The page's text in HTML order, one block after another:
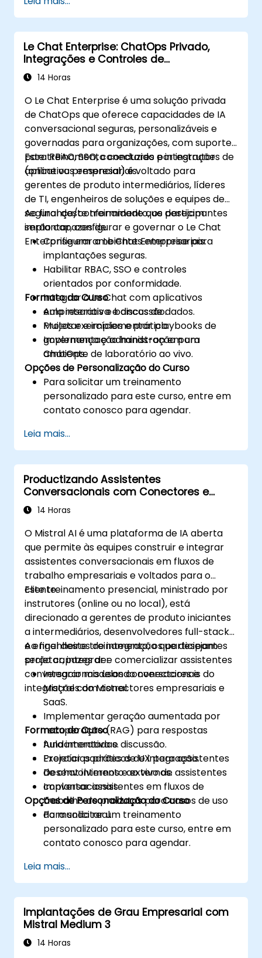
Le Chat Enterprise: ChatOps Privado,
Integrações e Controles de
Administração
14 Horas
O Le Chat Enterprise é uma solução privada
de ChatOps que oferece capacidades de IA
conversacional seguras, personalizáveis e
governadas para organizações, com suporte
para RBAC, SSO, conectores e integrações de
aplicativos empresariais.
Este treinamento conduzido por instrutor
(online ou presencial) é voltado para
gerentes de produto intermediários, líderes
de TI, engenheiros de soluções e equipes de
segurança/conformidade que desejam
implantar, configurar e governar o Le Chat
Enterprise em ambientes empresariais.
Ao final deste treinamento, os participantes
serão capazes de:
Configurar o Le Chat Enterprise para
implantações seguras.
Habilitar RBAC, SSO e controles
orientados por conformidade.
Integrar o Le Chat com aplicativos
empresariais e bancos de dados.
Projetar e implementar playbooks de
governança e administração para
ChatOps.
Formato do Curso
Aula interativa e discussão.
Muitos exercícios e prática.
Implementação hands-on em um
ambiente de laboratório ao vivo.
Opções de Personalização do Curso
Para solicitar um treinamento
personalizado para este curso, entre em
contato conosco para agendar.
Leia mais...
Productizando Assistentes
Conversacionais com Conectores e
Integrações Mistral
14 Horas
O Mistral AI é uma plataforma de IA aberta
que permite às equipes construir e integrar
assistentes conversacionais em fluxos de
trabalho empresariais e voltados para o
cliente.
Este treinamento presencial, ministrado por
instrutores (online ou no local), está
direcionado a gerentes de produto iniciantes
a intermediários, desenvolvedores full-stack
e engenheiros de integração que desejam
projetar, integrar e comercializar assistentes
conversacionais usando conectores e
integrações do Mistral.
Ao final deste treinamento, os participantes
serão capazes de:
Integrar modelos conversacionais do
Mistral com conectores empresariais e
SaaS.
Implementar geração aumentada por
recuperação (RAG) para respostas
fundamentadas.
Projetar padrões de UX para assistentes
de chat internos e externos.
Implantar assistentes em fluxos de
trabalho de produtos para casos de uso
do mundo real.
Formato do Curso
Aula interativa e discussão.
Exercícios práticos de integração.
Desenvolvimento ao vivo de assistentes
conversacionais.
Opções de Personalização do Curso
Para solicitar um treinamento
personalizado para este curso, entre em
contato conosco para agendar.
Leia mais...
Implantações de Grau Empresarial com
Mistral Medium 3
14 Horas